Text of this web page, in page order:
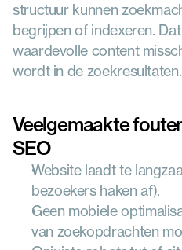
structuur kunnen
begrijpen of indexeren.
waardevolle content
wordt in de zoekresultaten.
Veelgemaakte
SEO
Website laadt te
bezoekers haken af).
Geen mobiele
van zoekopdrachten